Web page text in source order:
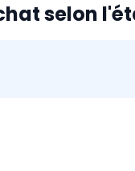
selon